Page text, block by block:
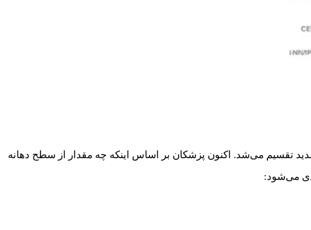
تقسیم می‌شد. اکنون پزشکان بر اساس اینکه چه مقدار از سطح دهانه